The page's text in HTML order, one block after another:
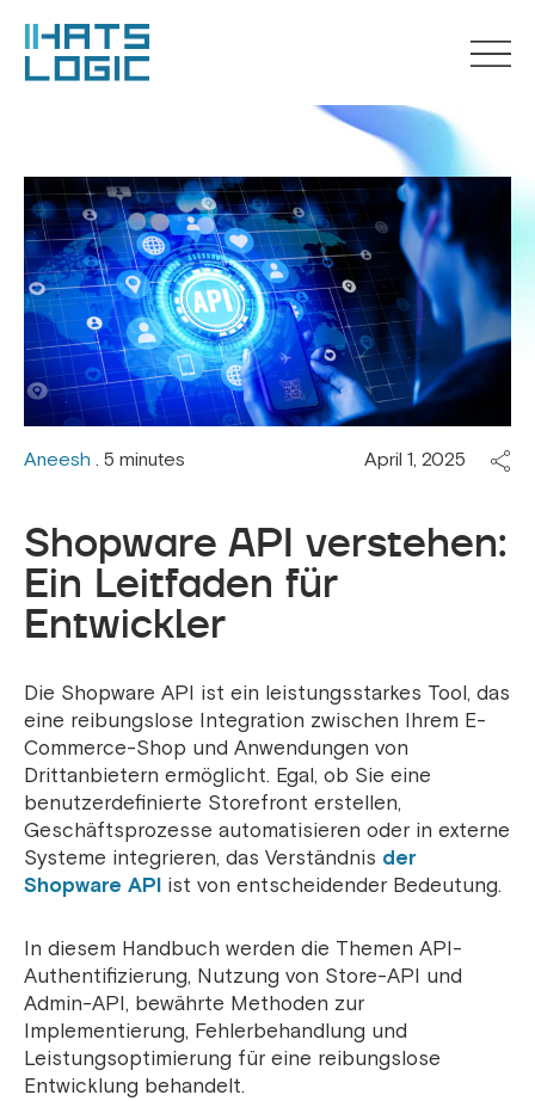
Aneesh . 5 minutes April 1, 2025
Shopware API verstehen:
Ein Leitfaden für
Entwickler
Die Shopware API ist ein leistungsstarkes Tool, das
eine reibungslose Integration zwischen Ihrem E-
Commerce-Shop und Anwendungen von
Drittanbietern ermöglicht. Egal, ob Sie eine
benutzerdefinierte Storefront erstellen,
Geschäftsprozesse automatisieren oder in externe
Systeme integrieren, das Verständnis der
Shopware API ist von entscheidender Bedeutung.
In diesem Handbuch werden die Themen API-
Authentifizierung, Nutzung von Store-API und
Admin-API, bewährte Methoden zur
Implementierung, Fehlerbehandlung und
Leistungsoptimierung für eine reibungslose
Entwicklung behandelt.